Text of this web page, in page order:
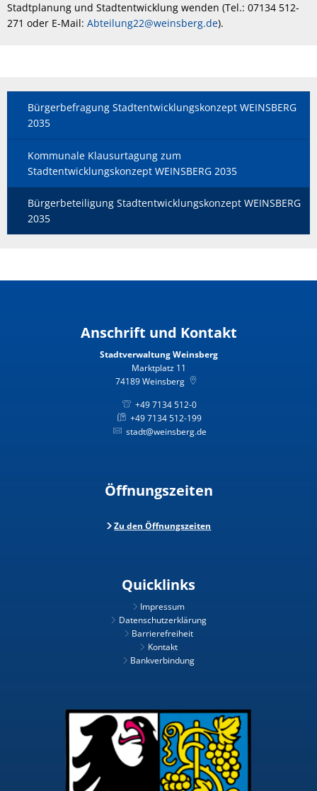
Stadtplanung und Stadtentwicklung wenden (Tel.: 07134 512-
271 oder E-Mail: Abteilung22@weinsberg.de).
Bürgerbefragung Stadtentwicklungskonzept WEINSBERG
2035
Kommunale Klausurtagung zum
Stadtentwicklungskonzept WEINSBERG 2035
Bürgerbeteiligung Stadtentwicklungskonzept WEINSBERG
2035
Anschrift und Kontakt
Stadtverwaltung Weinsberg
Marktplatz 11
74189Weinsberg
+49 7134 512-0
+49 7134 512-199
stadt@weinsberg.de
Öffnungszeiten
Zu den Öffnungszeiten
Quicklinks
Impressum
Datenschutzerklärung
Barrierefreiheit
Kontakt
Bankverbindung